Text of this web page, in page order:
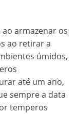
armazenar os
ao retirar a
úmidos,
até um ano,
sempre a data
temperos